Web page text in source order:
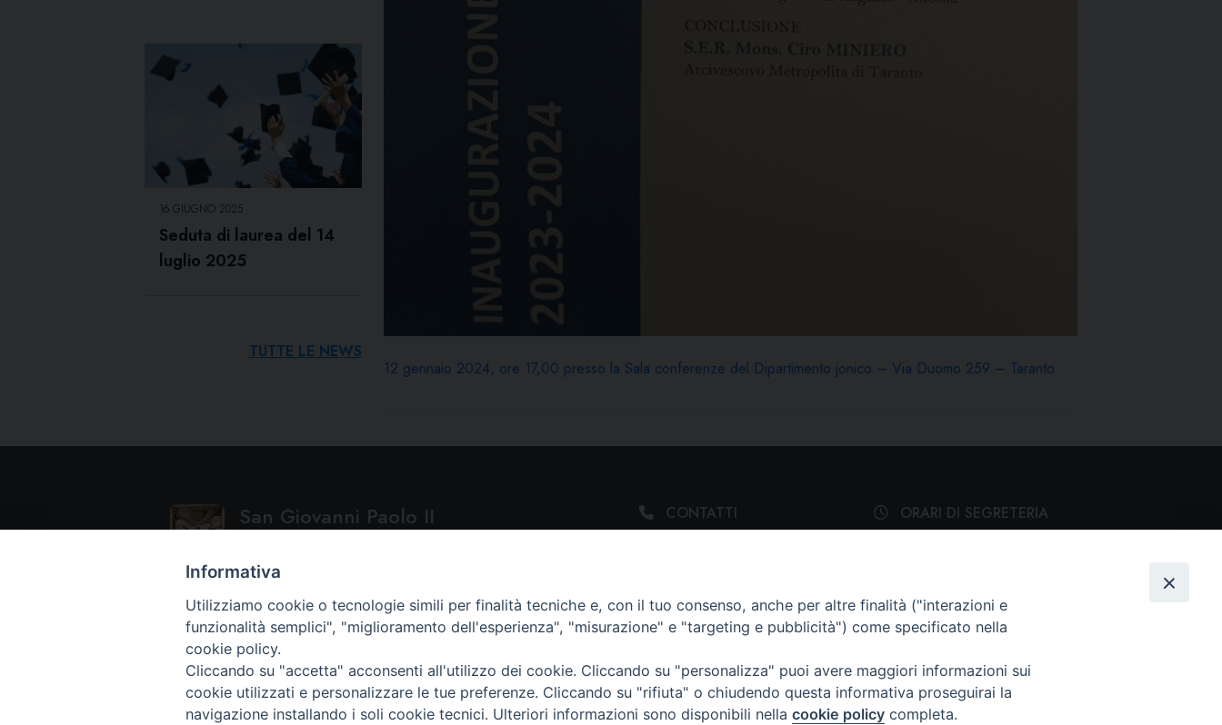
16 GIUGNO 2025
Seduta di laurea del 14
luglio 2025
TUTTE LE NEWS
12 gennaio 2024, ore 17,00 presso la Sala conferenze del Dipartimento jonico – Via Duomo 259 – Taranto
San Giovanni Paolo II CONTATTI ORARI DI SEGRETERIA
DOVE SIAMO
Via Duomo, 107
74123 Taranto (TA)
SEGUICI SU
Informativa
Utilizziamo cookie o tecnologie simili per finalità tecniche e, con il tuo consenso, anche per altre finalità ("interazioni e
funzionalità semplici", "miglioramento dell'esperienza", "misurazione" e "targeting e pubblicità") come specificato nella
cookie policy.
Cliccando su "accetta" acconsenti all'utilizzo dei cookie. Cliccando su "personalizza" puoi avere maggiori informazioni sui
cookie utilizzati e personalizzare le tue preferenze. Cliccando su "rifiuta" o chiudendo questa informativa proseguirai la
navigazione installando i soli cookie tecnici. Ulteriori informazioni sono disponibili nella cookie policy completa.